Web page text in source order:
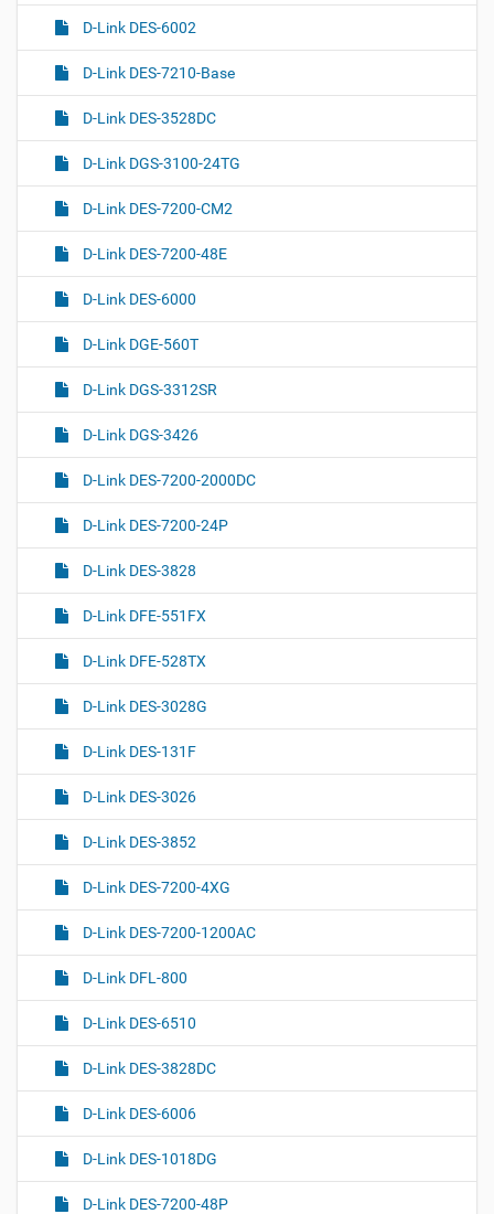
D-Link DES-6002
D-Link DES-7210-Base
D-Link DES-3528DC
D-Link DGS-3100-24TG
D-Link DES-7200-CM2
D-Link DES-7200-48E
D-Link DES-6000
D-Link DGE-560T
D-Link DGS-3312SR
D-Link DGS-3426
D-Link DES-7200-2000DC
D-Link DES-7200-24P
D-Link DES-3828
D-Link DFE-551FX
D-Link DFE-528TX
D-Link DES-3028G
D-Link DES-131F
D-Link DES-3026
D-Link DES-3852
D-Link DES-7200-4XG
D-Link DES-7200-1200AC
D-Link DFL-800
D-Link DES-6510
D-Link DES-3828DC
D-Link DES-6006
D-Link DES-1018DG
D-Link DES-7200-48P